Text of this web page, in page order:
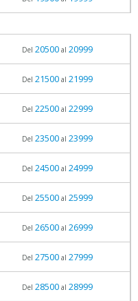
Del 20500al 20999
Del 21500al 21999
Del 22500al 22999
Del 23500al 23999
Del 24500al 24999
Del 25500al 25999
Del 26500al 26999
Del 27500al 27999
Del 28500al 28999